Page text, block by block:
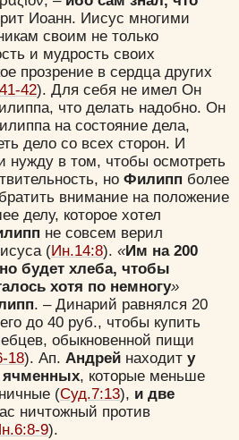
Иоанн. Иисус многими
своим не только
и мудрость своих
прозрение в сердца других
42). Для себя не имел Он
что делать надобно. Он
на состояние дела,
дело со всех сторон. И
нужду в том, чтобы осмотреть
но Филипп более
внимание на положение
делу, которое хотел
не совсем верил
(Ин.14:8). «Им на 200
будет хлеба, чтобы
хотя по немногу»
. – Динарий равнялся 20
до 40 руб., чтобы купить
обыкновенной пищи
18). Ап. Андрей находит у
ячменных, которые меньше
(Суд.7:13), и две
ничтожный против
9).
Хорошо
Да
Нет
Регистрация
Сохранить